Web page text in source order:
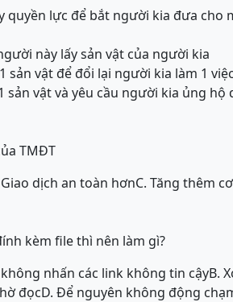
quyền lực để bắt người kia đưa
này lấy sản vật của người kia
sản vật để đổi lại người kia làm 1
sản vật và yêu cầu người kia ủng
TMĐT
Giao dịch an toàn hơnC. Tăng thêm
kèm file thì nên làm gì?
nhấn các link không tin cậyB.
đọcD. Để nguyên không động